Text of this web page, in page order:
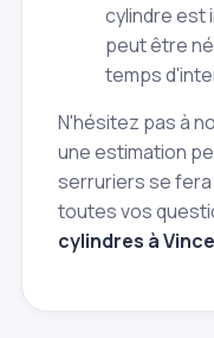
cylindre est
peut être
temps
N'hésitez pas à
une estimation
serruriers se fera
toutes vos
cylindres à